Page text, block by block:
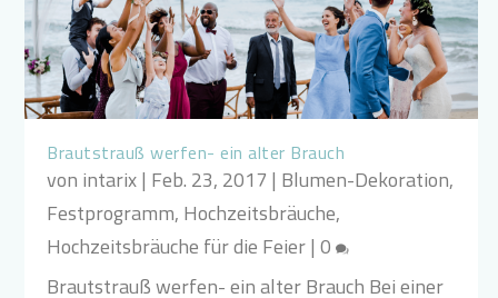
Brautstrauß werfen- ein alter Brauch
von intarix| Feb. 23, 2017 | Blumen-Dekoration,
Festprogramm, Hochzeitsbräuche,
Hochzeitsbräuche für die Feier|0
Brautstrauß werfen- ein alter Brauch Bei einer